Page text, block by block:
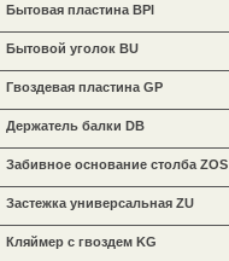
Бытовая пластина BPl
Бытовой уголок BU
Гвоздевая пластина GP
Держатель балки DB
Забивное основание столба ZOS
Застежка универсальная ZU
Кляймер с гвоздем KG